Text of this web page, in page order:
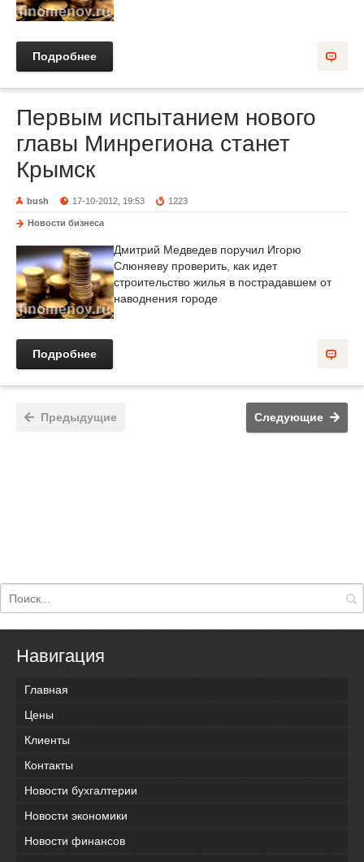
Подробнее
Первым испытанием нового
главы Минрегиона станет
Крымск
bush 17-10-2012, 19:53 1223
Новости бизнеса
Дмитрий Медведев поручил Игорю
Слюняеву проверить, как идет
строительство жилья в пострадавшем от
наводнения городе
Подробнее
Предыдущие Следующие
Навигация
Главная
Цены
Клиенты
Контакты
Новости бухгалтерии
Новости экономики
Новости финансов